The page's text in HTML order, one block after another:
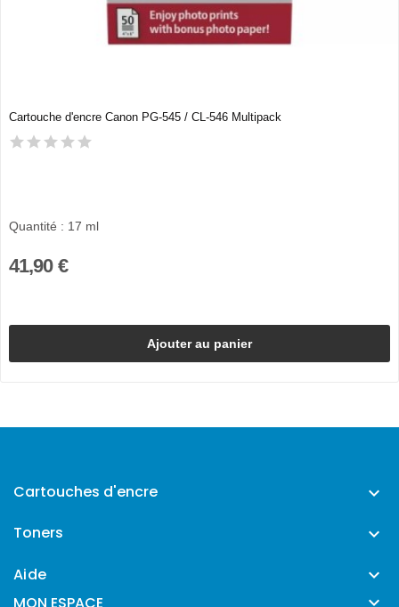
Cartouche d'encre Canon PG-545 / CL-546 Multipack
Quantité : 17 ml
41,90 €
Ajouter au panier
Cartouches d'encre 
Toners 
Aide 